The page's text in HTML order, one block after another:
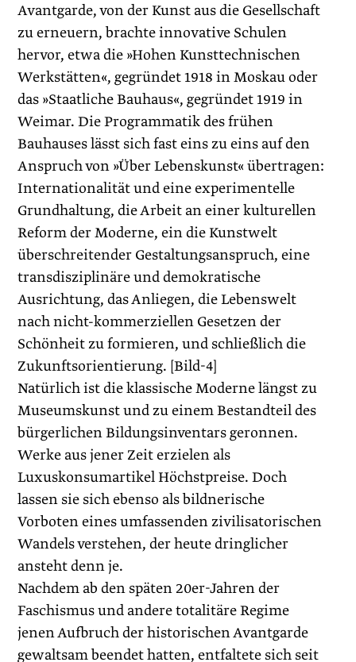
Avantgarde, von der Kunst aus die Gesellschaft
zu erneuern, brachte innovative Schulen
hervor, etwa die »Hohen Kunsttechnischen
Werkstätten«, gegründet 1918 in Moskau oder
das »Staatliche Bauhaus«, gegründet 1919 in
Weimar. Die Programmatik des frühen
Bauhauses lässt sich fast eins zu eins auf den
Anspruch von »Über Lebenskunst« übertragen:
Internationalität und eine experimentelle
Grundhaltung, die Arbeit an einer kulturellen
Reform der Moderne, ein die Kunstwelt
überschreitender Gestaltungsanspruch, eine
transdisziplinäre und demokratische
Ausrichtung, das Anliegen, die Lebenswelt
nach nicht-kommerziellen Gesetzen der
Schönheit zu formieren, und schließlich die
Zukunftsorientierung. [Bild-4]
Natürlich ist die klassische Moderne längst zu
Museumskunst und zu einem Bestandteil des
bürgerlichen Bildungsinventars geronnen.
Werke aus jener Zeit erzielen als
Luxuskonsumartikel Höchstpreise. Doch
lassen sie sich ebenso als bildnerische
Vorboten eines umfassenden zivilisatorischen
Wandels verstehen, der heute dringlicher
ansteht denn je.
Nachdem ab den späten 20er-Jahren der
Faschismus und andere totalitäre Regime
jenen Aufbruch der historischen Avantgarde
gewaltsam beendet hatten, entfaltete sich seit